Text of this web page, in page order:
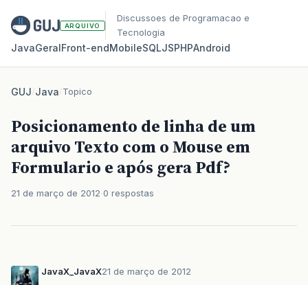
ARQUIVO
Discussoes de Programacao e
Tecnologia
JavaGeralFront‑endMobileSQLJSPHPAndroid
GUJ/Java/Topico
Posicionamento de linha de um
arquivo Texto com o Mouse em
Formulario e após gera Pdf?
21 de março de 2012 0 respostas
JavaX_JavaX21 de março de 2012